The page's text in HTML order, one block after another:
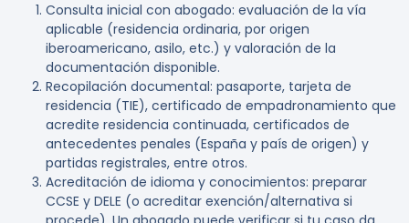
Consulta inicial con abogado: evaluación de la vía
aplicable (residencia ordinaria, por origen
iberoamericano, asilo, etc.) y valoración de la
documentación disponible.
Recopilación documental: pasaporte, tarjeta de
residencia (TIE), certificado de empadronamiento que
acredite residencia continuada, certificados de
antecedentes penales (España y país de origen) y
partidas registrales, entre otros.
Acreditación de idioma y conocimientos: preparar
CCSE y DELE (o acreditar exención/alternativa si